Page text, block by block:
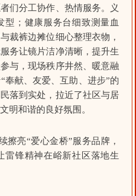
们分工协作、热情服务。义
型；健康服务台细致测量血
裁裤边摊位细心整理衣物，
务让镜片洁净清晰，提升生
与，现场秩序井然、暖意融
奉献、友爱、互助、进步”的
落到实处，拉近了社区与居
明和谐的良好氛围。
擦亮“爱心金桥”服务品牌，
雷锋精神在峪新社区落地生